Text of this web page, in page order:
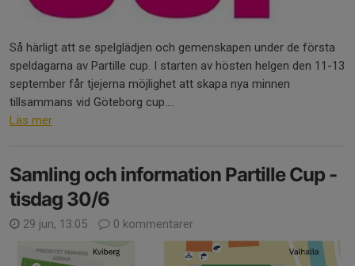
Så härligt att se spelglädjen och gemenskapen under de första
speldagarna av Partille cup. I starten av hösten helgen den 11-13
september får tjejerna möjlighet att skapa nya minnen
tillsammans vid Göteborg cup....
Läs mer
Samling och information Partille Cup -
tisdag 30/6
29 jun, 13:05 0 kommentarer